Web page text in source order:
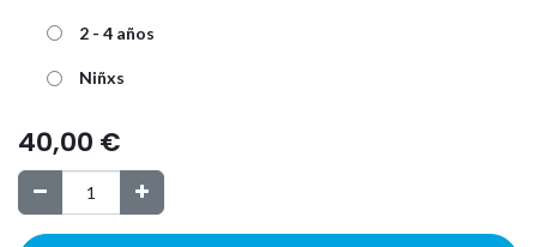
2 - 4 años
Niñxs
40,00 €